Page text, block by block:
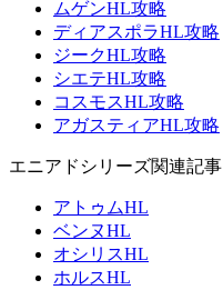
ムゲンHL攻略
ディアスポラHL攻略
ジークHL攻略
シエテHL攻略
コスモスHL攻略
アガスティアHL攻略
エニアドシリーズ関連記事
アトゥムHL
ベンヌHL
オシリスHL
ホルスHL